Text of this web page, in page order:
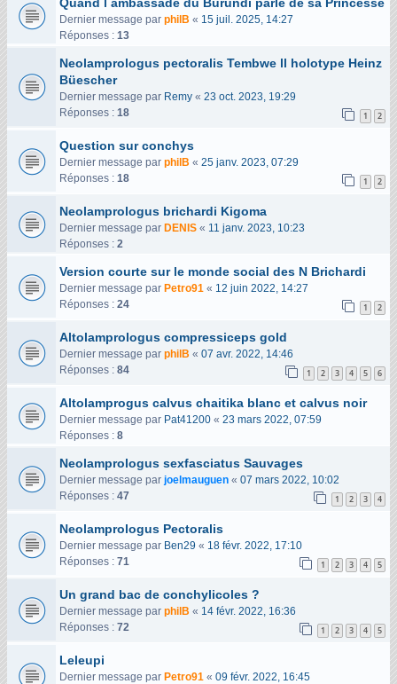
Dernier message par philB « 15 juil. 2025, 14:27
Réponses : 13
Neolamprologus pectoralis Tembwe ll holotype Heinz
Büescher
Dernier message par Remy « 23 oct. 2023, 19:29
Réponses : 18 1 2
Question sur conchys
Dernier message par philB « 25 janv. 2023, 07:29
Réponses : 18 1 2
Neolamprologus brichardi Kigoma
Dernier message par DENIS « 11 janv. 2023, 10:23
Réponses : 2
Version courte sur le monde social des N Brichardi
Dernier message par Petro91 « 12 juin 2022, 14:27
Réponses : 24 1 2
Altolamprologus compressiceps gold
Dernier message par philB « 07 avr. 2022, 14:46
Réponses : 84 1 2 3 4 5 6
Altolamprogus calvus chaitika blanc et calvus noir
Dernier message par Pat41200 « 23 mars 2022, 07:59
Réponses : 8
Neolamprologus sexfasciatus Sauvages
Dernier message par joelmauguen « 07 mars 2022, 10:02
Réponses : 47 1 2 3 4
Neolamprologus Pectoralis
Dernier message par Ben29 « 18 févr. 2022, 17:10
Réponses : 71 1 2 3 4 5
Un grand bac de conchylicoles ?
Dernier message par philB « 14 févr. 2022, 16:36
Réponses : 72 1 2 3 4 5
Leleupi
Dernier message par Petro91 « 09 févr. 2022, 16:45